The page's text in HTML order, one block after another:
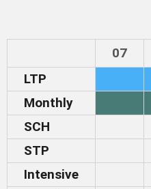
07
LTP
Monthly
SCH
STP
Intensive